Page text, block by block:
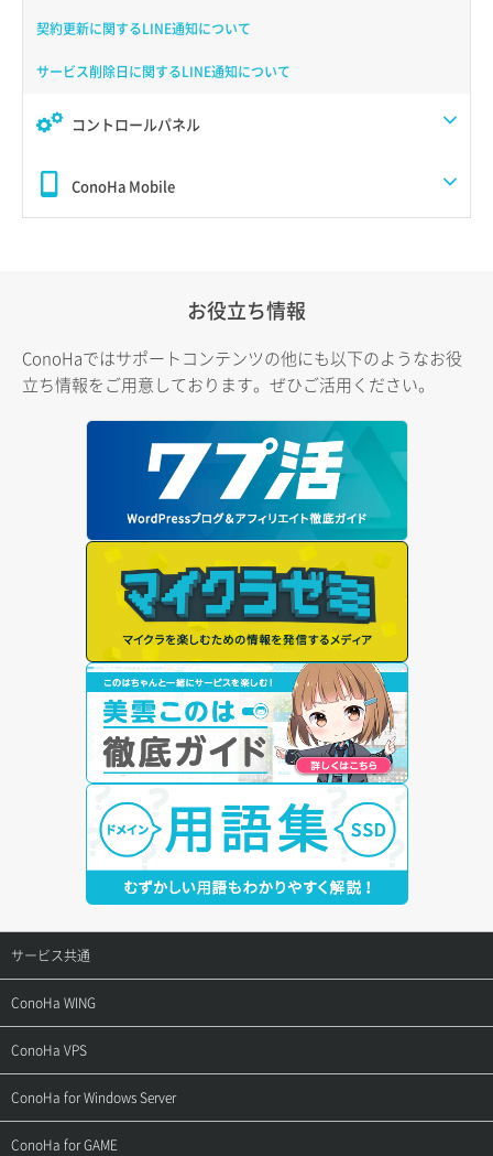
契約更新に関するLINE通知について
サービス削除日に関するLINE通知について
コントロールパネル
ConoHa Mobile
お役立ち情報
ConoHaではサポートコンテンツの他にも以下のようなお役
立ち情報をご用意しております。ぜひご活用ください。
サービス共通
サポートトップ
ご契約・お支払い
用語集
ConoHa WING
サポートトップ
ご利用ガイド
ConoHa VPS
サポートトップ
ご利用ガイド
ConoHa for Windows Server
サポートトップ
ConoHa for GAME